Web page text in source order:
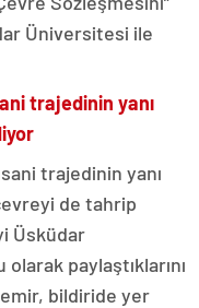
Üniversitesi ile
trajedinin yanı
trajedinin yanı
de tahrip
Üsküdar
paylaştıklarını
bildiride yer